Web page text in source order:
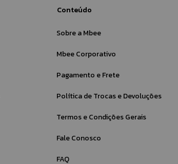
Conteúdo
Sobre a Mbee
Mbee Corporativo
Pagamento e Frete
Política de Trocas e Devoluções
Termos e Condições Gerais
Fale Conosco
FAQ